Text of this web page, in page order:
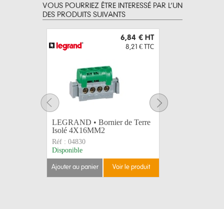
VOUS POURRIEZ ÊTRE INTERESSÉ PAR L’UN
DES PRODUITS SUIVANTS
6,84 € HT
8,21 € TTC
LEGRAND • Bornier de Terre
Isolé 4X16MM2
Réf : 04830
Disponible
ajouter au panier voir le produit